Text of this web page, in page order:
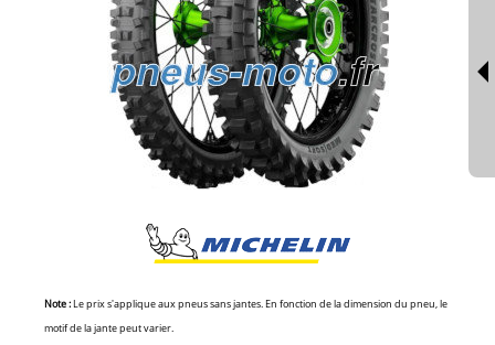
Note :Le prix s'applique aux pneus sans jantes. En fonction de la dimension du pneu, le
motif de la jante peut varier.